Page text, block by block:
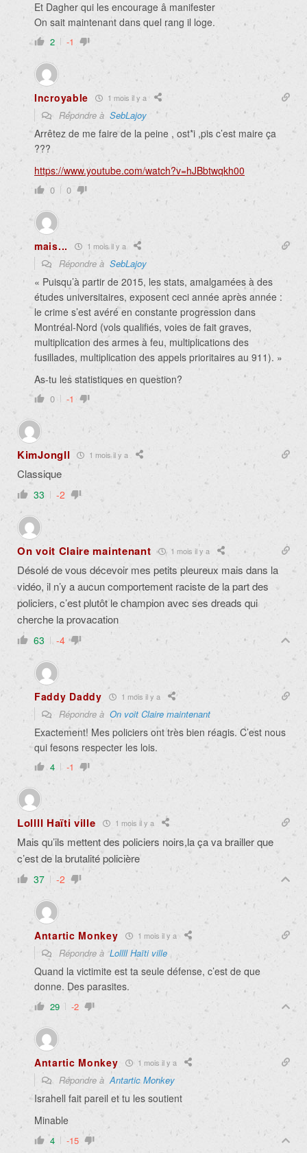
Et Dagher qui les encourage â manifester
On sait maintenant dans quel rang il loge.
2 -1
Incroyable 1 mois il y a
Répondre à SebLajoy
Arrêtez de me faire de la peine , ost*i ,pis c’est maire ça
???
https://www.youtube.com/watch?v=hJBbtwqkh00
0 0
mais... 1 mois il y a
Répondre à SebLajoy
« Puisqu’à partir de 2015, les stats, amalgamées à des
études universitaires, exposent ceci année après année :
le crime s’est avéré en constante progression dans
Montréal-Nord (vols qualifiés, voies de fait graves,
multiplication des armes à feu, multiplications des
fusillades, multiplication des appels prioritaires au 911). »
As-tu les statistiques en question?
0 -1
KimJongIl 1 mois il y a
Classique
33 -2
On voit Claire maintenant 1 mois il y a
Désolé de vous décevoir mes petits pleureux mais dans la
vidéo, il n’y a aucun comportement raciste de la part des
policiers, c’est plutôt le champion avec ses dreads qui
cherche la provacation
63 -4
Faddy Daddy 1 mois il y a
Répondre à On voit Claire maintenant
Exactement! Mes policiers ont très bien réagis. C’est nous
qui fesons respecter les lois.
4 -1
Lollll Haïti ville 1 mois il y a
Mais qu’ils mettent des policiers noirs,la ça va brailler que
c’est de la brutalité policière
37 -2
Antartic Monkey 1 mois il y a
Répondre àLollll Haïti ville
Quand la victimite est ta seule défense, c’est de que
donne. Des parasites.
29 -2
Antartic Monkey 1 mois il y a
Répondre àAntartic Monkey
Israhell fait pareil et tu les soutient
Minable
4 -15